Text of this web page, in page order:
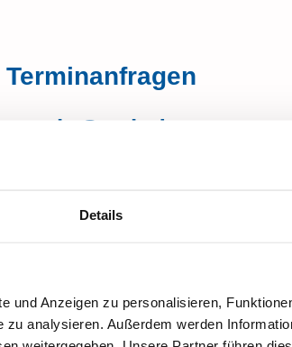
Details
und Anzeigen zu personalisieren,
analysieren. Außerdem werden
Terminanfragen
smkt@web.de
***